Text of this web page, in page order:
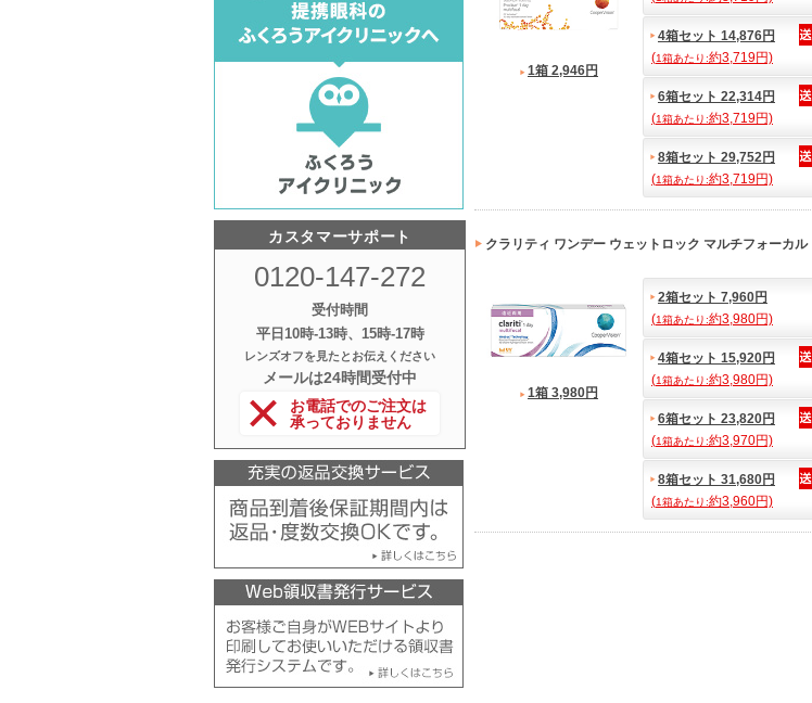
カスタマーサポート
0120-147-272
受付時間
平日10時‐13時、15時‐17時
レンズオフを見たとお伝えください
メールは24時間受付中
お電話でのご注文は
承っておりません
1箱 2,946円
4箱セット 14,876円
(1箱あたり:約3,719円)
6箱セット 22,314円
(1箱あたり:約3,719円)
8箱セット 29,752円
(1箱あたり:約3,719円)
クラリティ ワンデー ウェットロック マルチフォーカル
1箱 3,980円
2箱セット 7,960円
(1箱あたり:約3,980円)
4箱セット 15,920円
(1箱あたり:約3,980円)
6箱セット 23,820円
(1箱あたり:約3,970円)
8箱セット 31,680円
(1箱あたり:約3,960円)